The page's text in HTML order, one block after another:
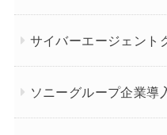
サイバーエージェント
ソニーグループ企業導